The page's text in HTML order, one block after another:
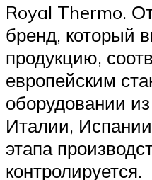
Royal Thermo.
бренд, который
продукцию,
европейским
оборудовании
Италии,
этапа
контролируется.